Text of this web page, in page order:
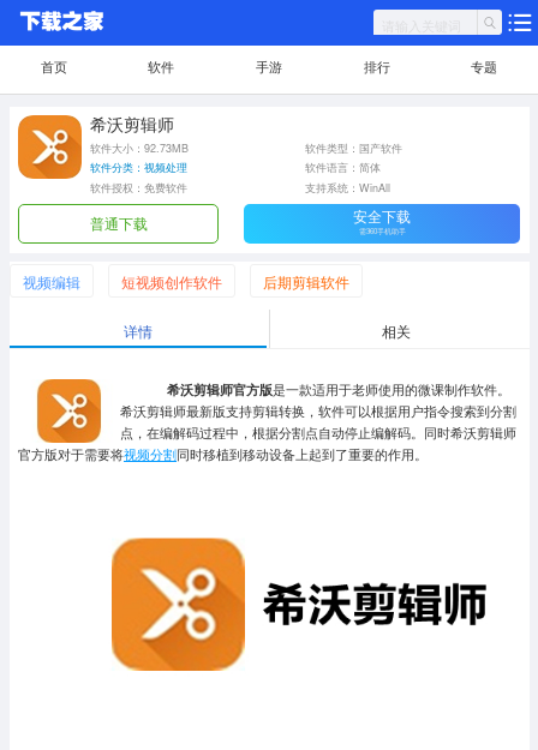
首页 软件 手游 排行 专题
希沃剪辑师
软件大小：92.73MB
软件类型：国产软件
软件分类：视频处理
软件语言：简体
软件授权：免费软件
支持系统：WinAll
普通下载 安全下载
需360手机助手
视频编辑 短视频创作软件 后期剪辑软件
详情 相关
希沃剪辑师官方版是一款适用于老师使用的微课制作软件。
希沃剪辑师最新版支持剪辑转换，软件可以根据用户指令搜索到分割
点，在编解码过程中，根据分割点自动停止编解码。同时希沃剪辑师
官方版对于需要将视频分割同时移植到移动设备上起到了重要的作用。